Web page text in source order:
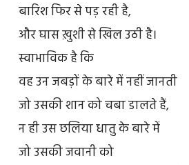
बारिश फिर से पड़ रही है,
और घास ख़ुशी से खिल उठी है।
स्वाभाविक है कि
वह उन जबड़ों के बारे में नहीं जानती
जो उसकी शान को चबा डालते हैं,
न ही उस छलिया धातु के बारे में
जो उसकी जवानी को